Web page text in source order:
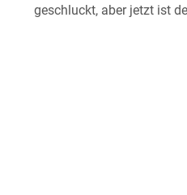
geschluckt, aber jetzt ist